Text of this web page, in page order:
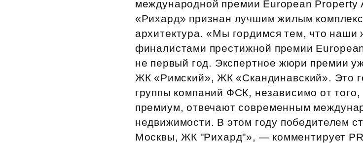
Субсидии
международной премии European Property
«Рихард» признан лучшим жилым
архитектура. «Мы гордимся тем, что наши
финалистами престижной премии
не первый год. Экспертное жюри премии
ЖК «Римский», ЖК «Скандинавский». Это
группы компаний ФСК, независимо от
премиум, отвечают современным
недвижимости. В этом году победителем
Москвы, ЖК "Рихард"», — комментирует